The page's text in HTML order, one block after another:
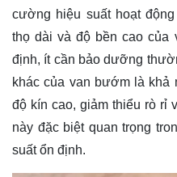
cường hiệu suất hoạt
thọ dài và độ bền cao của
định, ít cần bảo dưỡng
khác của van bướm là
độ kín cao, giảm thiểu rò rỉ
này đặc biệt quan trọng
suất ổn định.